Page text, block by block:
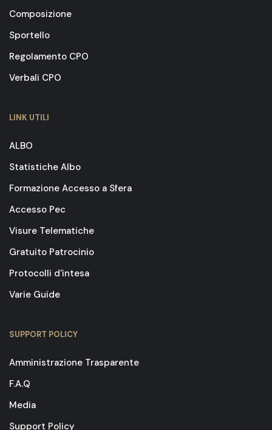
Composizione
Sportello
Regolamento CPO
Verbali CPO
LINK UTILI
ALBO
Statistiche Albo
Formazione Accesso a Sfera
Accesso Pec
Visure Telematiche
Gratuito Patrocinio
Protocolli d'intesa
Varie Guide
SUPPORT POLICY
Amministrazione Trasparente
F.A.Q
Media
Support Policy